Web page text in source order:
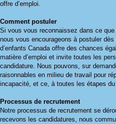
offre d’emploi.
Comment postuler
Si vous vous reconnaissez dans ce que
nous vous encourageons à postuler dès
d’enfants Canada offre des chances
matière d’emploi et invite toutes les
candidature. Nous pouvons, sur
raisonnables en milieu de travail pour
incapacité, et ce, à toutes les étapes du
Processus de recrutement
Notre processus de recrutement se
recevons les candidatures, nous